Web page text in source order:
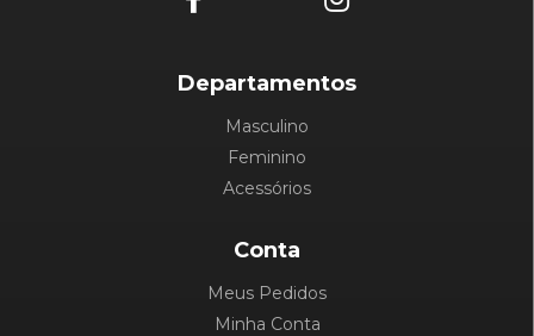
Departamentos
Masculino
Feminino
Acessórios
Conta
Meus Pedidos
Minha Conta